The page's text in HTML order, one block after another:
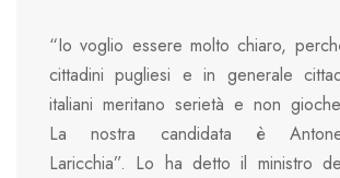
“Io voglio essere molto chiaro,
cittadini pugliesi e in generale
italiani meritano serietà e non
La nostra candidata è
Laricchia”. Lo ha detto il ministro